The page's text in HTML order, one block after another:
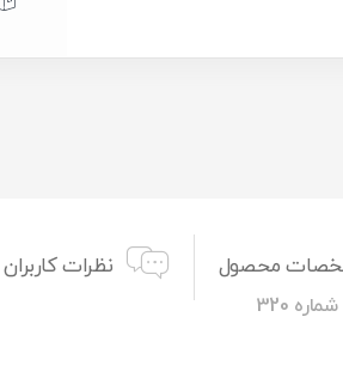
محصول نظرات کاربران